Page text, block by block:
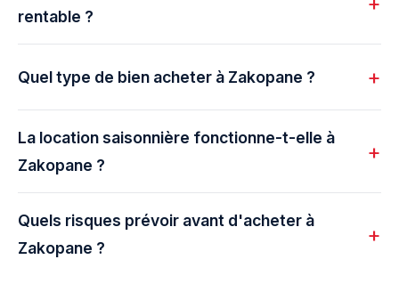
rentable ?
Quel type de bien acheter à Zakopane ?
La location saisonnière fonctionne-t-elle à
Zakopane ?
Quels risques prévoir avant d'acheter à
Zakopane ?